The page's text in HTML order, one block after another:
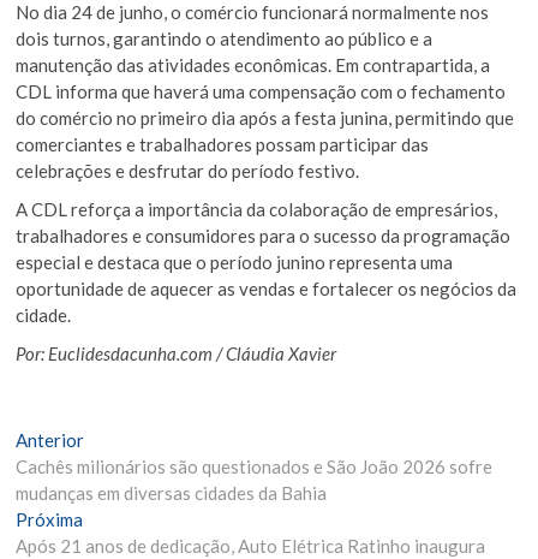
No dia 24 de junho, o comércio funcionará normalmente nos
dois turnos, garantindo o atendimento ao público e a
manutenção das atividades econômicas. Em contrapartida, a
CDL informa que haverá uma compensação com o fechamento
do comércio no primeiro dia após a festa junina, permitindo que
comerciantes e trabalhadores possam participar das
celebrações e desfrutar do período festivo.
A CDL reforça a importância da colaboração de empresários,
trabalhadores e consumidores para o sucesso da programação
especial e destaca que o período junino representa uma
oportunidade de aquecer as vendas e fortalecer os negócios da
cidade.
Por: Euclidesdacunha.com / Cláudia Xavier
Navegação
de
Post
AnteriorMatéria
Anterior:
Cachês milionários são questionados e São João 2026 sofre
mudanças em diversas cidades da Bahia
Próxima
Materia:
Após 21 anos de dedicação, Auto Elétrica Ratinho inaugura